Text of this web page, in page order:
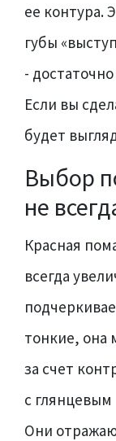
ее контура.
губы
-
Если вы
будет
Выбор
не
Красная
всегда
тонкие, она
за счет
с
Они